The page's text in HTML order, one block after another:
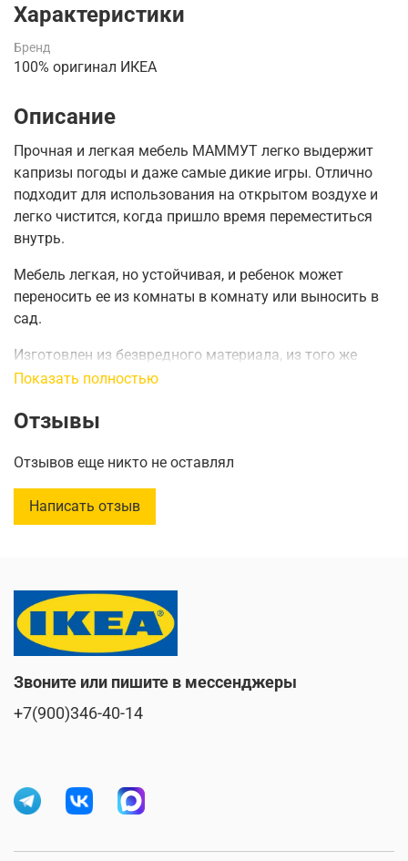
Характеристики
Бренд
100% оригинал ИКЕА
Описание
Прочная и легкая мебель МАММУТ легко выдержит
капризы погоды и даже самые дикие игры. Отлично
подходит для использования на открытом воздухе и
легко чистится, когда пришло время переместиться
внутрь.
Мебель легкая, но устойчивая, и ребенок может
переносить ее из комнаты в комнату или выносить в
сад.
Изготовлен из безвредного материала, из того же
материала, что и детские бутылочки, одноразовые
открытом воздухе, так как изготовлен из материалов,
Простая сборка - просто соедините элементы.
Длина:77 см
Ширина 55 см
Высота:48 см
Показать полностью
Отзывы
Отзывов еще никто не оставлял
Написать отзыв
Звоните или пишите в мессенджеры
+7(900)346-40-14